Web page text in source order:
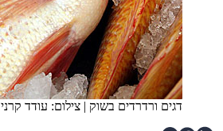
דגים ורדרדים בשוק | צילום: עודד קרני